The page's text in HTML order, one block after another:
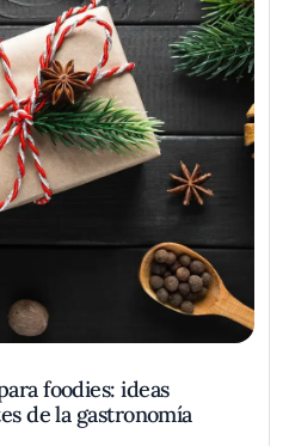
foodies: ideas
de la gastronomía